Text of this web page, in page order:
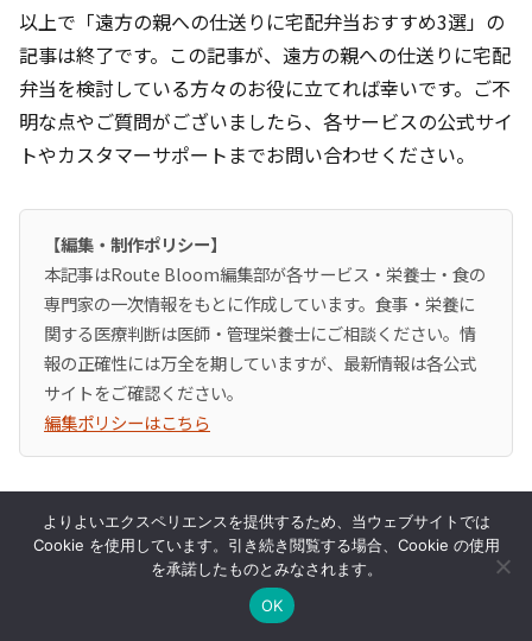
以上で「遠方の親への仕送りに宅配弁当おすすめ3選」の
記事は終了です。この記事が、遠方の親への仕送りに宅配
弁当を検討している方々のお役に立てれば幸いです。ご不
明な点やご質問がございましたら、各サービスの公式サイ
トやカスタマーサポートまでお問い合わせください。
【編集・制作ポリシー】
本記事はRoute Bloom編集部が各サービス・栄養士・食の
専門家の一次情報をもとに作成しています。食事・栄養に
関する医療判断は医師・管理栄養士にご相談ください。情
報の正確性には万全を期していますが、最新情報は各公式
サイトをご確認ください。
編集ポリシーはこちら
毎日の献立や準備に負担を感じることがあるかもし
れません。宅配サービスを選択肢に加えることで、
時間にゆとりを持てる可能性が広がります。詳しく
食材宅配
よりよいエクスペリエンスを提供するため、当ウェブサイトでは
Cookie を使用しています。引き続き閲覧する場合、Cookie の使用
を承諾したものとみなされます。
OK